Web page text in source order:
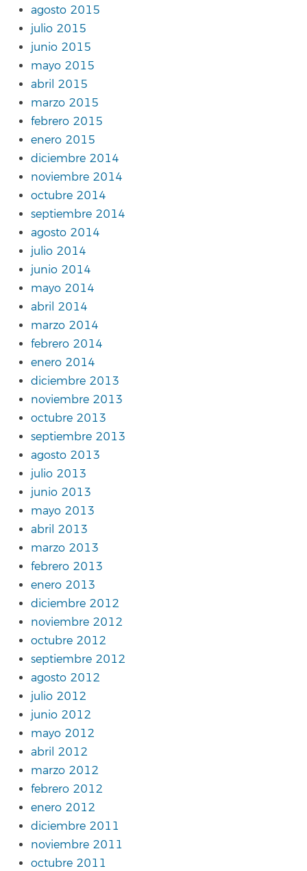
agosto 2015
julio 2015
junio 2015
mayo 2015
abril 2015
marzo 2015
febrero 2015
enero 2015
diciembre 2014
noviembre 2014
octubre 2014
septiembre 2014
agosto 2014
julio 2014
junio 2014
mayo 2014
abril 2014
marzo 2014
febrero 2014
enero 2014
diciembre 2013
noviembre 2013
octubre 2013
septiembre 2013
agosto 2013
julio 2013
junio 2013
mayo 2013
abril 2013
marzo 2013
febrero 2013
enero 2013
diciembre 2012
noviembre 2012
octubre 2012
septiembre 2012
agosto 2012
julio 2012
junio 2012
mayo 2012
abril 2012
marzo 2012
febrero 2012
enero 2012
diciembre 2011
noviembre 2011
octubre 2011